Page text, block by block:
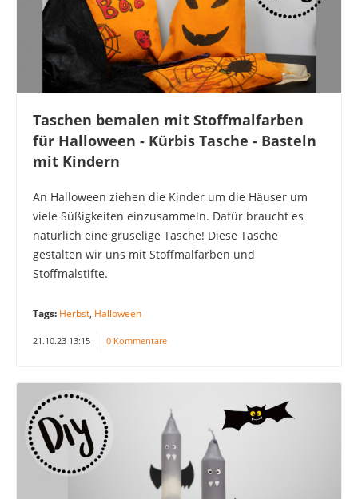
Taschen bemalen mit Stoffmalfarben
für Halloween - Kürbis Tasche - Basteln
mit Kindern
An Halloween ziehen die Kinder um die Häuser um
viele Süßigkeiten einzusammeln. Dafür braucht es
natürlich eine gruselige Tasche! Diese Tasche
gestalten wir uns mit Stoffmalfarben und
Stoffmalstifte.
Tags: Herbst, Halloween
21.10.23 13:15 0 Kommentare